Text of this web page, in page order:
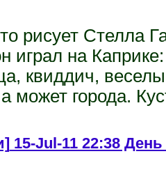
рисует Стелла
играл на
квиддич,
может города.
15-Jul-11 22:38 День